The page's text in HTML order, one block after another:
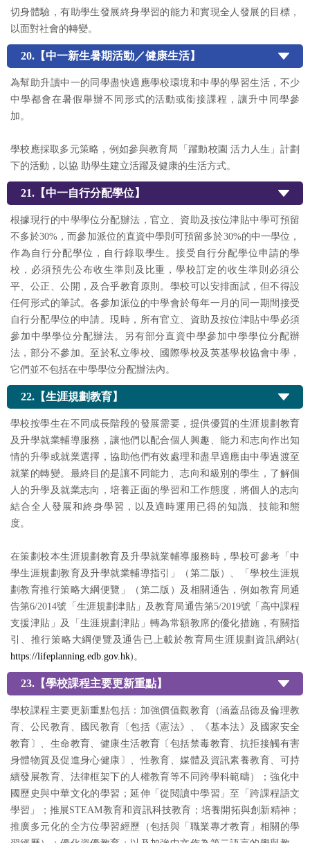
切身體驗，有助學生發展終身學習的能力和實現全人發展的目標，
以面對社會的轉變。
20.【中一新生暑期活動／健康生活】
為幫助升讀中一的同學盡快適應學校環境和中學的學習生活，不少
中學都會在暑假舉辦不同形式的活動或銜接課程，讓升中同學參
加。
學校應採取多元策略，例如參與教育局「躍動校園 活力人生」計劃
下的活動，以協 助學生建立活躍及健康的生活方式。
21.【中一自行分配學位】
根據現行的中學學位分配辦法，官立、資助及按位津貼中學可預留
不多於30%，而參加派位的直資中學則可預留多於30%的中一學位，
作為自行分配學位，自行錄取學生。接受自行分配學位申請的學
校，必須預先公布收生準則及比重，學校訂定的收生準則必須公
平、公正、公開，及合乎教育原則。學校可以安排面試，但不得設
任何形式的筆試。各參加派位的中學會於每年一月的同一期間接受
自行分配學位的申請。現時，所有官立、資助及按位津貼中學必須
參加中學學位分配辦法。另有部分直資中學參加中學學位分配辦
法，部分不參加。至於私立學校、國際學校及英基學校協會中學，
它們並不包括在中學學位分配辦法內。
22.【生涯規劃教育】
學校按學生在不同成長階段的發展需要，提供優質的生涯規劃教育
及升學就業輔導服務，讓他們以配合個人興趣、能力和志向作出知
情的升學或就業選擇，協助他們有效處理和盡早適應由中學過渡至
就業的轉變。最終目的是讓不同能力、志向和級別的學生，了解個
人的升學及就業志向，培養正面的學習和工作態度，將個人的志向
結合全人發展和終身學習，以及適時運用已得的知識、技能和態
度。
在策劃校本生涯規劃教育及升學就業輔導服務時，學校可參考「中
學生涯規劃教育及升學就業輔導指引」（第二版）、「學校生涯規
劃教育推行策略大綱便覽」（第二版）及相關通告，例如教育局通
告第6/2014號「生涯規劃津貼」及教育局通告第5/2019號「高中課程
支援津貼」及「生涯規劃津貼」轉為常額教席的優化措施，有關指
引、推行策略大綱便覽及通告已上載於教育局生涯規劃資訊網站(
https://lifeplanning.edb.gov.hk)。
23.【學校課程主要更新重點】
學校課程主要更新重點包括：加強價值觀教育（涵蓋品德及倫理教
育、公⺠教育、國⺠教育〔包括《憲法》、《基本法》及國家安全
教育〕、生命教育、健康生活教育〔包括禁毒教育、抗拒接觸有害
身體物質及促進身心健康〕、性教育、媒體及資訊素養教育、可持
續發展教育、法律框架下的人權教育等不同跨學科範疇）；強化中
國歷史與中華文化的學習；延伸「從閱讀中學習」至「跨課程語文
學習」；推展STEAM教育和資訊科技教育；培養開拓與創新精神；
推廣多元化的全方位學習經歷（包括與「職業專才教育」相關的學